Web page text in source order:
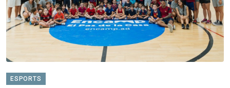
ESPORTS